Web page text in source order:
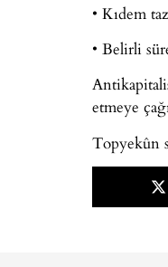
• Kıdem
• Belirli
etmeye
Topyekûn